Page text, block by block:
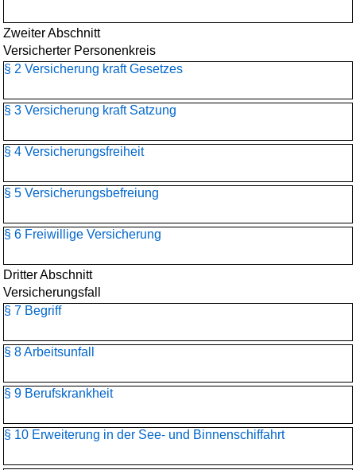
Zweiter Abschnitt
Versicherter Personenkreis
§ 2 Versicherung kraft Gesetzes
§ 3 Versicherung kraft Satzung
§ 4 Versicherungsfreiheit
§ 5 Versicherungsbefreiung
§ 6 Freiwillige Versicherung
Dritter Abschnitt
Versicherungsfall
§ 7 Begriff
§ 8 Arbeitsunfall
§ 9 Berufskrankheit
§ 10 Erweiterung in der See- und Binnenschiffahrt